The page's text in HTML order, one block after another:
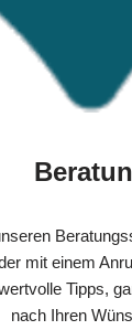
mit einem
Tipps,
nach Ihren